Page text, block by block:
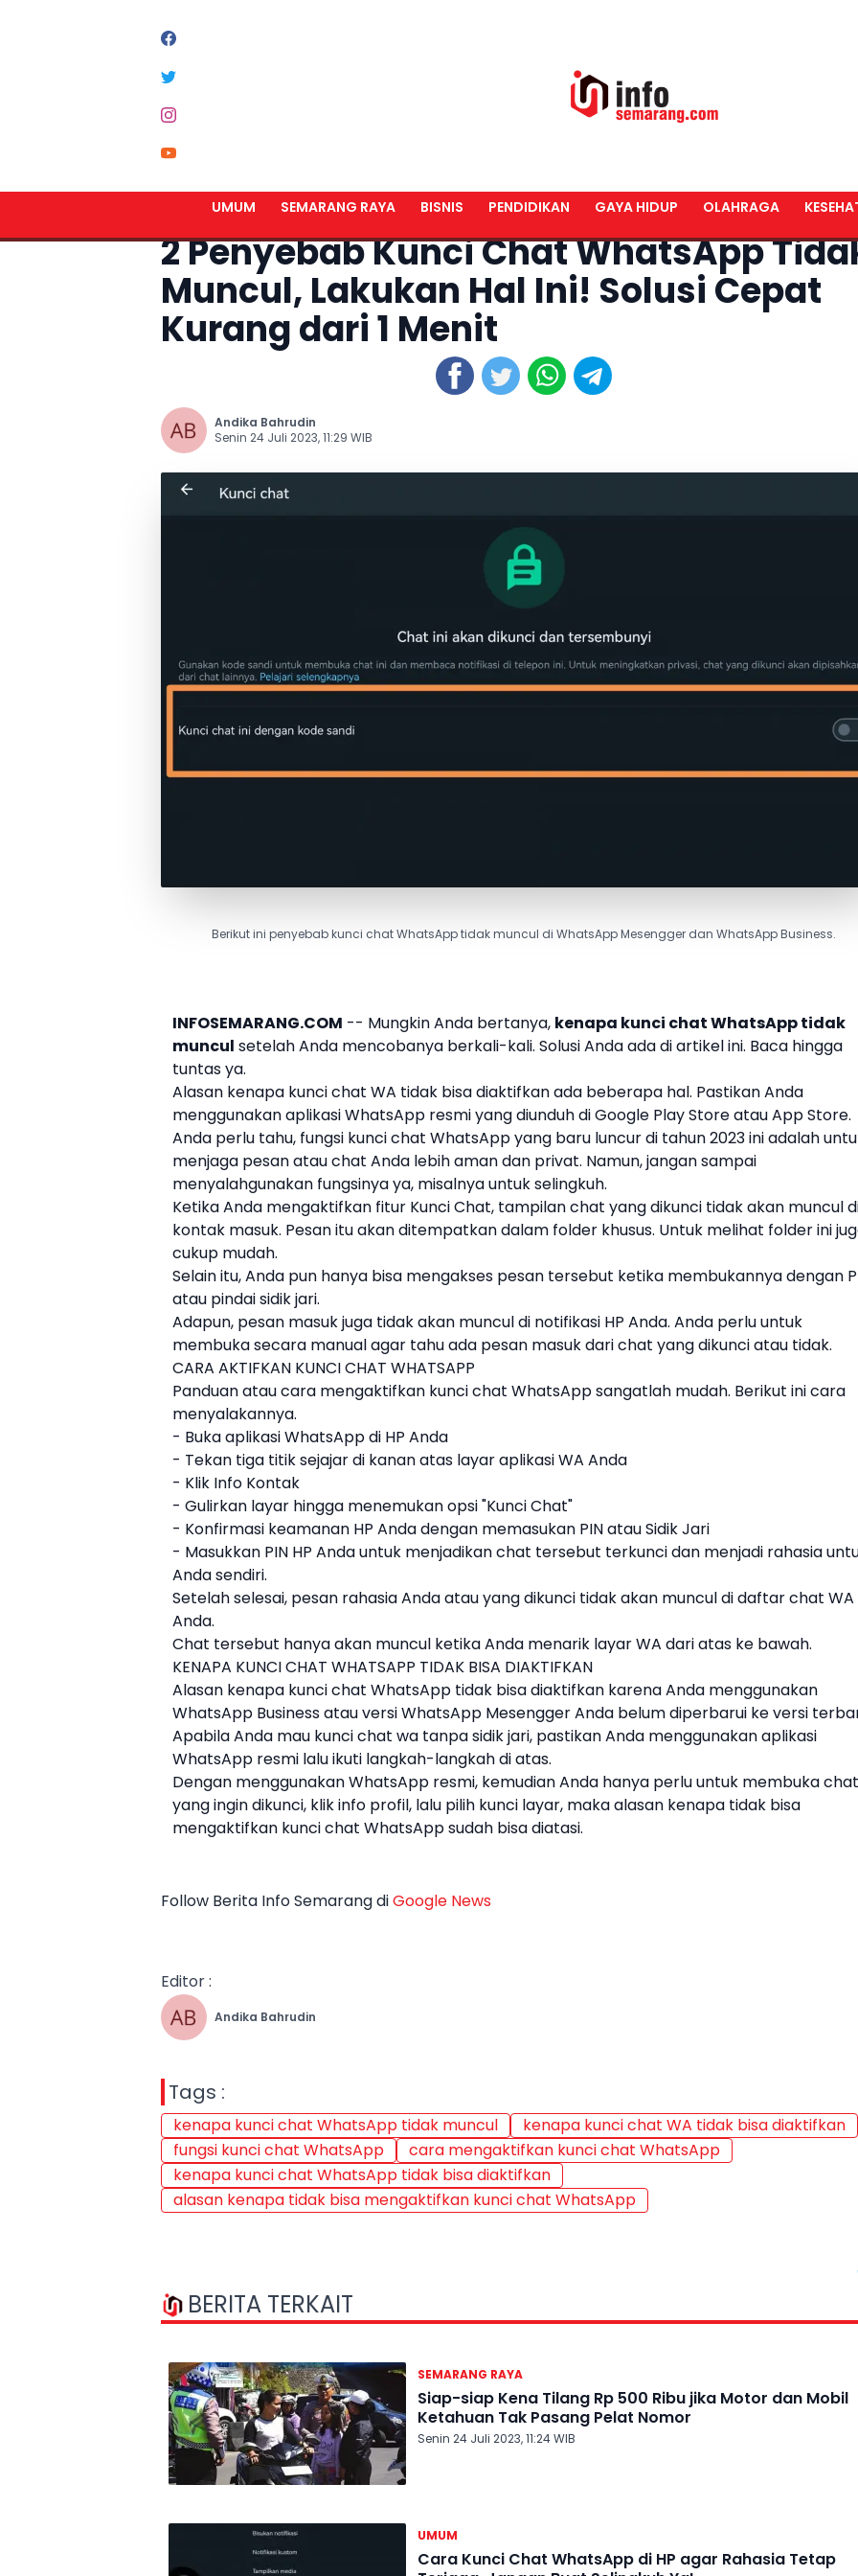
UMUM SEMARANG RAYA BISNIS PENDIDIKAN GAYA HIDUP OLAHRAGA
2 Penyebab Kunci Chat WhatsApp
Muncul, Lakukan Hal Ini! Solusi Cepat
Kurang dari 1 Menit
Andika Bahrudin
Senin 24 Juli 2023, 11:29 WIB
Berikut ini penyebab kunci chat WhatsApp tidak muncul di WhatsApp Mesengger dan WhatsApp Business.
INFOSEMARANG.COM -- Mungkin Anda bertanya, kenapa kunci chat WhatsApp tidak
muncul setelah Anda mencobanya berkali-kali. Solusi Anda ada di artikel ini. Baca hingga
tuntas ya.
Alasan kenapa kunci chat WA tidak bisa diaktifkanada beberapa hal. Pastikan Anda
menggunakan aplikasi WhatsApp resmi yang diunduh di Google Play Store atau App Store.
Anda perlu tahu, fungsi kunci chat WhatsAppyang baru luncur di tahun 2023 ini adalah
menjaga pesan atau chat Anda lebih aman dan privat. Namun, jangan sampai
menyalahgunakan fungsinya ya, misalnya untuk selingkuh.
Ketika Anda mengaktifkan fitur Kunci Chat, tampilan chat yang dikunci tidak akan muncul
kontak masuk. Pesan itu akan ditempatkan dalam folder khusus. Untuk melihat folder ini
cukup mudah.
Selain itu, Anda pun hanya bisa mengakses pesan tersebut ketika membukannya dengan
atau pindai sidik jari.
Adapun, pesan masuk juga tidak akan muncul di notifikasi HP Anda. Anda perlu untuk
membuka secara manual agar tahu ada pesan masuk dari chat yang dikunci atau tidak.
CARA AKTIFKAN KUNCI CHAT WHATSAPP
Panduan ataucara mengaktifkan kunci chat WhatsAppsangatlah mudah. Berikut ini cara
menyalakannya.
- Buka aplikasi WhatsApp di HP Anda
- Tekan tiga titik sejajar di kanan atas layar aplikasi WA Anda
- Klik Info Kontak
- Gulirkan layar hingga menemukan opsi "Kunci Chat"
- Konfirmasi keamanan HP Anda dengan memasukan PIN atau Sidik Jari
- Masukkan PIN HP Anda untuk menjadikan chat tersebut terkunci dan menjadi rahasia
Anda sendiri.
Setelah selesai, pesan rahasia Anda atau yang dikunci tidak akan muncul di daftar chat WA
Anda.
Chat tersebut hanya akan muncul ketika Anda menarik layar WA dari atas ke bawah.
KENAPA KUNCI CHAT WHATSAPP TIDAK BISA DIAKTIFKAN
Alasan kenapa kunci chat WhatsApp tidak bisa diaktifkan karena Anda menggunakan
WhatsApp Business atau versi WhatsApp Mesengger Anda belum diperbarui ke versi
Apabila Anda mau kunci chat wa tanpa sidik jari, pastikan Anda menggunakan aplikasi
WhatsApp resmi lalu ikuti langkah-langkah di atas.
Dengan menggunakan WhatsApp resmi, kemudian Anda hanya perlu untuk membuka chat
yang ingin dikunci, klik info profil, lalu pilih kunci layar, makaalasan kenapa tidak bisa
mengaktifkan kunci chat WhatsAppsudah bisa diatasi.
Follow Berita Info Semarang diGoogle News
Editor :
Andika Bahrudin
Tags :
kenapa kunci chat WhatsApp tidak muncul
kenapa kunci chat WA tidak bisa diaktifkan
fungsi kunci chat WhatsApp
cara mengaktifkan kunci chat WhatsApp
kenapa kunci chat WhatsApp tidak bisa diaktifkan
alasan kenapa tidak bisa mengaktifkan kunci chat WhatsApp
BERITA TERKAIT
SEMARANG RAYA
Siap-siap Kena Tilang Rp 500 Ribu jika Motor dan Mobil
Ketahuan Tak Pasang Pelat Nomor
Senin 24 Juli 2023, 11:24 WIB
UMUM
Cara Kunci Chat WhatsApp di HP agar Rahasia Tetap